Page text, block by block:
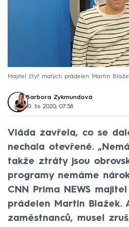
Majitel čtyř malých prádelen Martin
Barbora Zykmundová
10. lis 2020, 07:58
Vláda zavřela, co se
nechala otevřené.
takže ztráty jsou
programy nemáme
CNN Prima NEWS
prádelen Martin Blažek.
zaměstnanců, musel